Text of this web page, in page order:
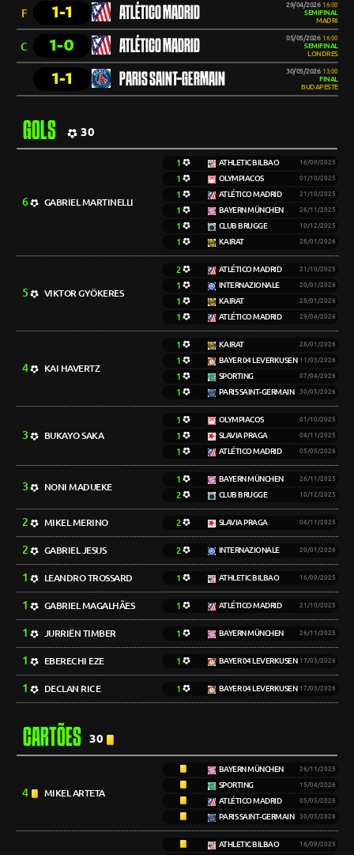
F 1-1 ATLÉTICO MADRID 29/04/2026 16:00
SEMIFINAL
MADRI
C 1-0 ATLÉTICO MADRID 05/05/2026 16:00
SEMIFINAL
LONDRES
1-1 PARIS SAINT-GERMAIN 30/05/2026 13:00
FINAL
BUDAPESTE
GOLS 30
6 GABRIEL MARTINELLI
1 ATHLETIC BILBAO 16/09/2025
1 OLYMPIACOS 01/10/2025
1 ATLÉTICO MADRID 21/10/2025
1 BAYERN MÜNCHEN 26/11/2025
1 CLUB BRUGGE 10/12/2025
1 KAIRAT 28/01/2026
5 VIKTOR GYÖKERES
2 ATLÉTICO MADRID 21/10/2025
1 INTERNAZIONALE 20/01/2026
1 KAIRAT 28/01/2026
1 ATLÉTICO MADRID 29/04/2026
4 KAI HAVERTZ
1 KAIRAT 28/01/2026
1 BAYER 04 LEVERKUSEN 11/03/2026
1 SPORTING 07/04/2026
1 PARIS SAINT-GERMAIN 30/05/2026
3 BUKAYO SAKA
1 OLYMPIACOS 01/10/2025
1 SLAVIA PRAGA 04/11/2025
1 ATLÉTICO MADRID 05/05/2026
3 NONI MADUEKE
1 BAYERN MÜNCHEN 26/11/2025
2 CLUB BRUGGE 10/12/2025
2 MIKEL MERINO 2 SLAVIA PRAGA 04/11/2025
2 GABRIEL JESUS 2 INTERNAZIONALE 20/01/2026
1 LEANDRO TROSSARD 1 ATHLETIC BILBAO 16/09/2025
1 GABRIEL MAGALHÃES 1 ATLÉTICO MADRID 21/10/2025
1 JURRIËN TIMBER 1 BAYERN MÜNCHEN 26/11/2025
1 EBERECHI EZE 1 BAYER 04 LEVERKUSEN 17/03/2026
1 DECLAN RICE 1 BAYER 04 LEVERKUSEN 17/03/2026
CARTÕES 30
4 MIKEL ARTETA
BAYERN MÜNCHEN 26/11/2025
SPORTING 15/04/2026
ATLÉTICO MADRID 05/05/2026
PARIS SAINT-GERMAIN 30/05/2026
ATHLETIC BILBAO 16/09/2025